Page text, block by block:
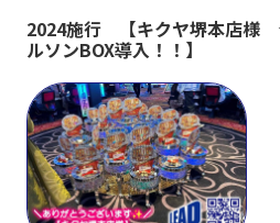
2024施行 【キクヤ堺本店様
ルソンBOX導入！！】